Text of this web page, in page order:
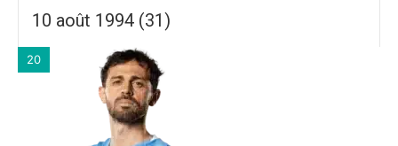
10 août 1994 (31)
20